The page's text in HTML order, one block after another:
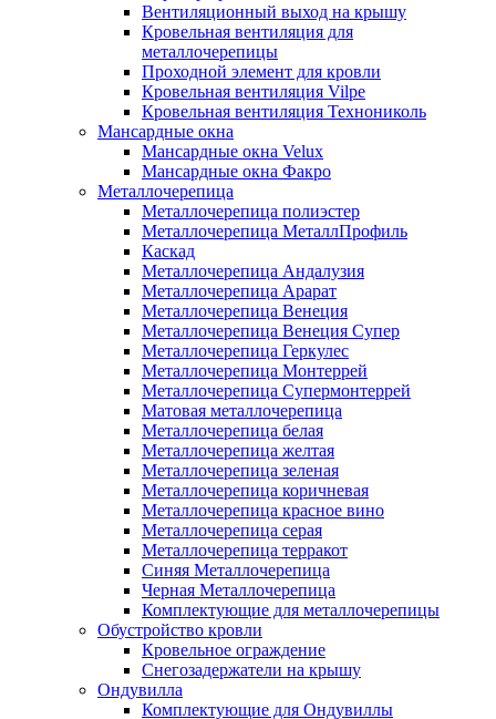
Вентиляционный выход на крышу
Кровельная вентиляция для
металлочерепицы
Проходной элемент для кровли
Кровельная вентиляция Vilpe
Кровельная вентиляция Технониколь
Мансардные окна
Мансардные окна Velux
Мансардные окна Факро
Металлочерепица
Металлочерепица полиэстер
Металлочерепица МеталлПрофиль
Каскад
Металлочерепица Андалузия
Металлочерепица Арарат
Металлочерепица Венеция
Металлочерепица Венеция Супер
Металлочерепица Геркулес
Металлочерепица Монтеррей
Металлочерепица Супермонтеррей
Матовая металлочерепица
Металлочерепица белая
Металлочерепица желтая
Металлочерепица зеленая
Металлочерепица коричневая
Металлочерепица красное вино
Металлочерепица серая
Металлочерепица терракот
Синяя Металлочерепица
Черная Металлочерепица
Комплектующие для металлочерепицы
Обустройство кровли
Кровельное ограждение
Снегозадержатели на крышу
Ондувилла
Комплектующие для Ондувиллы